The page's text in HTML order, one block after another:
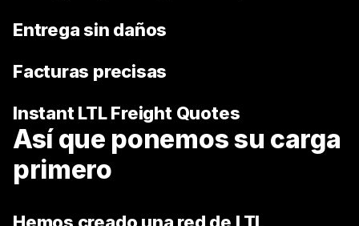
Entrega sin daños
Facturas precisas
Instant LTL Freight Quotes
Así que ponemos su carga
primero